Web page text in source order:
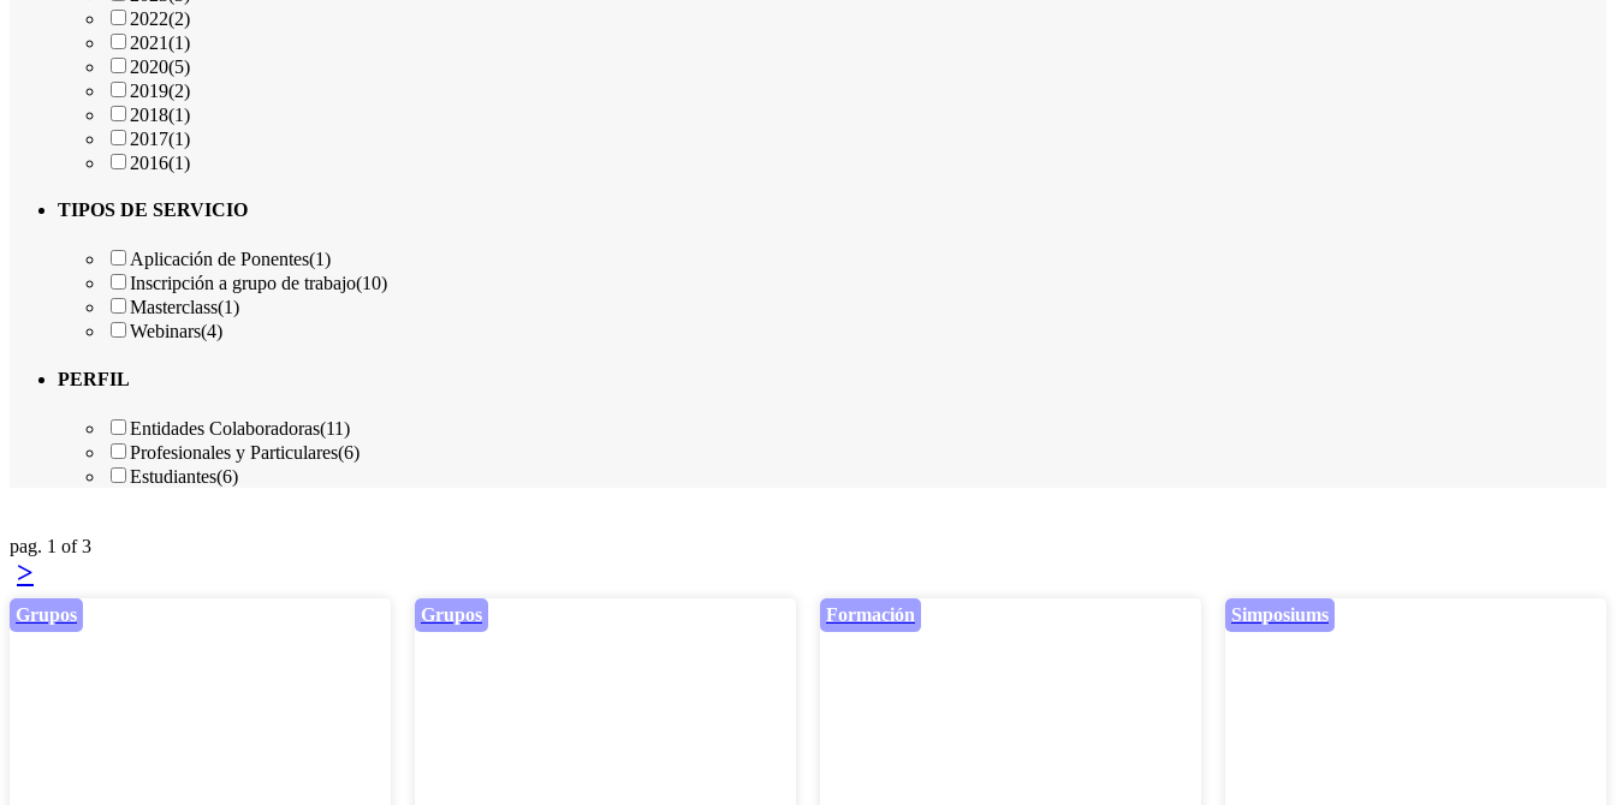
2022(2)
2021(1)
2020(5)
2019(2)
2018(1)
2017(1)
2016(1)
TIPOS DE SERVICIO
Aplicación de Ponentes(1)
Inscripción a grupo de trabajo(10)
Masterclass(1)
Webinars(4)
PERFIL
Entidades Colaboradoras(11)
Profesionales y Particulares(6)
Estudiantes(6)
pag. 1 of 3
>
Grupos Grupos Formación Simposiums